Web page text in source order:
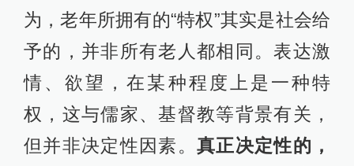
为，老年所拥有的“特权”其实是社会给
予的，并非所有老人都相同。表达激
情、欲望，在某种程度上是一种特
权，这与儒家、基督教等背景有关，
但并非决定性因素。真正决定性的，